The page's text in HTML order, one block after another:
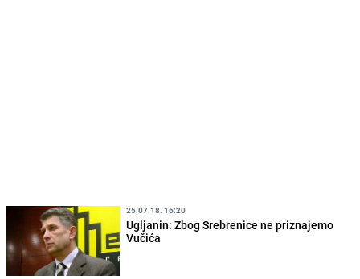
25.07.18. 16:20
Ugljanin: Zbog Srebrenice ne priznajemo
Vučića